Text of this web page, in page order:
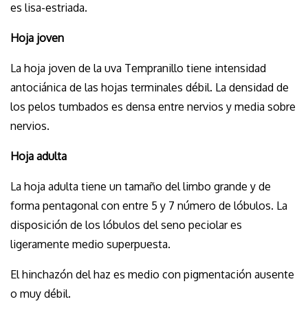
es lisa-estriada.
Hoja joven
La hoja joven de la uva Tempranillo tiene intensidad
antociánica de las hojas terminales débil. La densidad de
los pelos tumbados es densa entre nervios y media sobre
nervios.
Hoja adulta
La hoja adulta tiene un tamaño del limbo grande y de
forma pentagonal con entre 5 y 7 número de lóbulos. La
disposición de los lóbulos del seno peciolar es
ligeramente medio superpuesta.
El hinchazón del haz es medio con pigmentación ausente
o muy débil.